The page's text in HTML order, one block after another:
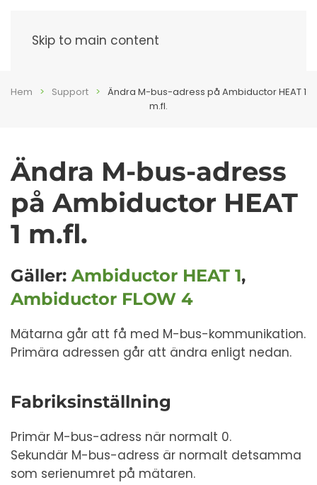
Skip to main content
Hem Support
Ändra M-bus-adress på Ambiductor HEAT 1
m.fl.
Ändra M-bus-adress
på Ambiductor HEAT
1 m.fl.
Gäller: Ambiductor HEAT 1,
Ambiductor FLOW 4
Mätarna går att få med M-bus-kommunikation.
Primära adressen går att ändra enligt nedan.
Fabriksinställning
Primär M-bus-adress när normalt 0.
Sekundär M-bus-adress är normalt detsamma
som serienumret på mätaren.